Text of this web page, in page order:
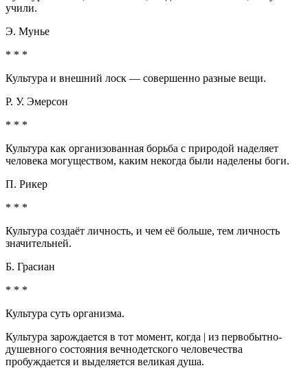
учили.
Э. Мунье
* * *
Культура и внешний лоск — совершенно разные вещи.
Р. У. Эмерсон
* * *
Культура как организованная борьба с природой наделяет
человека могуществом, каким некогда были наделены боги.
П. Рикер
* * *
Культура создаёт личность, и чем её больше, тем личность
значительней.
Б. Грасиан
* * *
Культура суть организма.
Культура зарождается в тот момент, когда | из первобытно-
душевного состояния вечнодетского человечества
пробуждается и выделяется великая душа.